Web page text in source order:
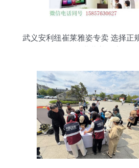
武义安利纽崔莱雅姿专卖 选择正